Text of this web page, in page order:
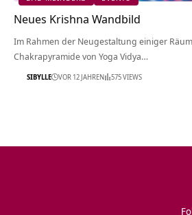
Neues Krishna Wandbild
Im Rahmen der Neugestaltung einiger
Chakrapyramide von Yoga Vidya…
SIBYLLE VOR 12 JAHREN 575 VIEWS